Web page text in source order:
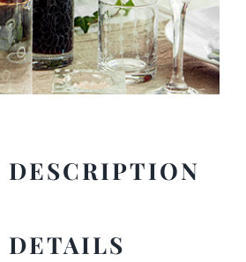
DESCRIPTION
DETAILS